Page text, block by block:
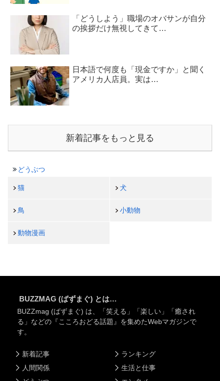
「どうしよう」職場のオバサンが自分
の挨拶だけ無視してきて…
日本語で何度も「現金ですか」と聞く
アメリカ人店員。実は…
新着記事をもっと見る
どうぶつ
猫 犬
鳥 小動物
動物漫画
BUZZMAG (ばずまぐ) とは…
BUZZmag (ばずまぐ) は、「笑える」「楽しい」「癒され
る」などの『こころおどる話題』を集めたWebマガジンで
す。
新着記事
人間関係
ランキング
生活と仕事